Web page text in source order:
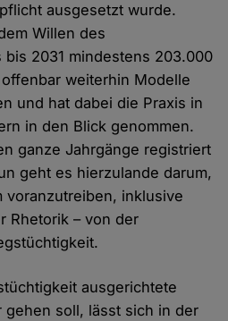
ausgesetzt wurde.
Willen des
2031 mindestens 203.000
weiterhin Modelle
und hat dabei die Praxis in
in den Blick genommen.
ganze Jahrgänge registriert
geht es hierzulande darum,
voranzutreiben, inklusive
Rhetorik – von der
ausgerichtete
gehen soll, lässt sich in der